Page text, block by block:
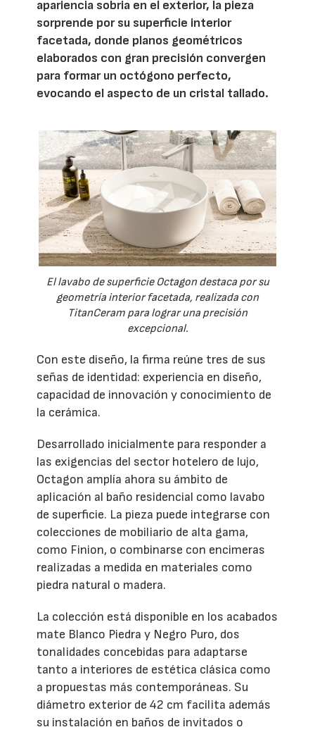
apariencia sobria en el exterior, la pieza
sorprende por su superficie interior
facetada, donde planos geométricos
elaborados con gran precisión convergen
para formar un octógono perfecto,
evocando el aspecto de un cristal tallado.
El lavabo de superficie Octagon destaca por su
geometría interior facetada, realizada con
TitanCeram para lograr una precisión
excepcional.
Con este diseño, la firma reúne tres de sus
señas de identidad: experiencia en diseño,
capacidad de innovación y conocimiento de
la cerámica.
Desarrollado inicialmente para responder a
las exigencias del sector hotelero de lujo,
Octagon amplía ahora su ámbito de
aplicación al baño residencial como lavabo
de superficie. La pieza puede integrarse con
colecciones de mobiliario de alta gama,
como Finion, o combinarse con encimeras
realizadas a medida en materiales como
piedra natural o madera.
La colección está disponible en los acabados
mate Blanco Piedra y Negro Puro, dos
tonalidades concebidas para adaptarse
tanto a interiores de estética clásica como
a propuestas más contemporáneas. Su
diámetro exterior de 42 cm facilita además
su instalación en baños de invitados o